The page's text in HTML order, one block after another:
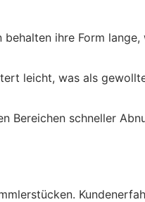
ihre Form
leicht, was als
Bereichen schneller